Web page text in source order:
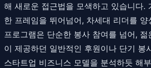
해 새로운 접근법을 모색하고 있습니다.
한 프레임을 뛰어넘어, 차세대 리더를
프로그램은 단순한 봉사 참여를 넘어,
이 제공하던 일반적인 후원이나 단기
스타트업 비즈니스 모델을 분석하듯 해